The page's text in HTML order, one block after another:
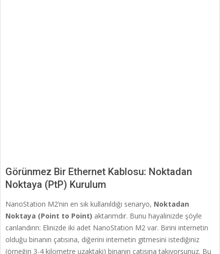
Görünmez Bir Ethernet Kablosu: Noktadan
Noktaya (PtP) Kurulum
NanoStation M2’nin en sık kullanıldığı senaryo, Noktadan
Noktaya (Point to Point) aktarımdır. Bunu hayalinizde şöyle
canlandırın: Elinizde iki adet NanoStation M2 var. Birini internetin
olduğu binanın çatısına, diğerini internetin gitmesini istediğiniz
(örneğin 3-4 kilometre uzaktaki) binanın çatısına takıyorsunuz. Bu